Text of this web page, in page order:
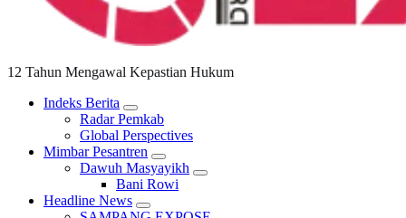
12 Tahun Mengawal Kepastian Hukum
Indeks Berita
Radar Pemkab
Global Perspectives
Mimbar Pesantren
Dawuh Masyayikh
Bani Rowi
Headline News